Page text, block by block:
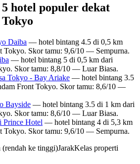
hotel populer dekat
Daiba — hotel bintang 4.5 di 0,5 km
Tokyo. Skor tamu: 9,6/10 — Sempurna.
— hotel bintang 5 di 0,5 km dari
Skor tamu: 8,8/10 — Luar Biasa.
Tokyo - Bay Ariake — hotel bintang 3.5
Front Tokyo. Skor tamu: 8,6/10 —
Bayside — hotel bintang 3.5 di 1 km dari
Skor tamu: 8,6/10 — Luar Biasa.
Prince Hotel — hotel bintang 4 di 5,3 km
Tokyo. Skor tamu: 9,6/10 — Sempurna.
(rendah ke tinggi)JarakKelas properti